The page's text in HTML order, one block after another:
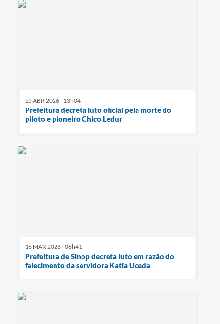
25 ABR 2026 - 13h04
Prefeitura decreta luto oficial pela morte do
piloto e pioneiro Chico Ledur
16 MAR 2026 - 08h41
Prefeitura de Sinop decreta luto em razão do
falecimento da servidora Katia Uceda